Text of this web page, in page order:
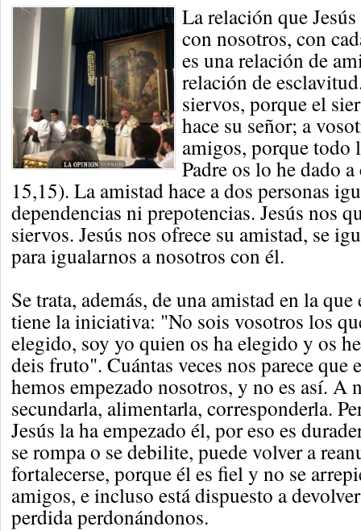
La relación que
con nosotros, con
es una relación de
relación de
siervos, porque el
hace su señor; a
amigos, porque todo
Padre os lo he dado
15,15). La amistad hace a dos personas
dependencias ni prepotencias. Jesús nos
siervos. Jesús nos ofrece su amistad, se
para igualarnos a nosotros con él.
Se trata, además, de una amistad en la
tiene la iniciativa: "No sois vosotros los
elegido, soy yo quien os ha elegido y os
deis fruto". Cuántas veces nos parece que
hemos empezado nosotros, y no es así. A
secundarla, alimentarla, corresponderla.
Jesús la ha empezado él, por eso es
se rompa o se debilite, puede volver a
fortalecerse, porque él es fiel y no se
amigos, e incluso está dispuesto a
perdida perdonándonos.